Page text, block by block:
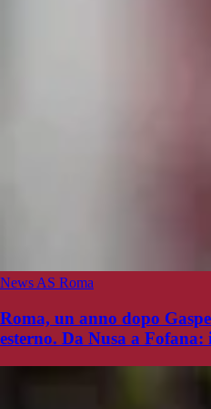
News AS Roma
Roma, un anno dopo
esterno. Da Nusa a Fofana: